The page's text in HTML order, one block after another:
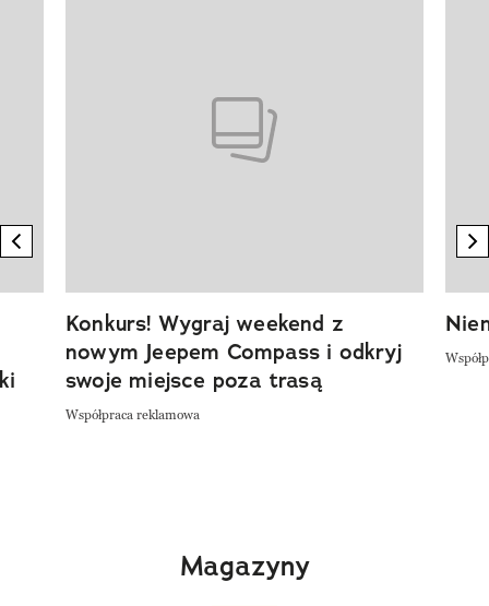
previous element
Konkurs! Wygraj weekend z
nowym Jeepem Compass i odkryj
swoje miejsce poza trasą
Współpraca reklamowa
Magazyny